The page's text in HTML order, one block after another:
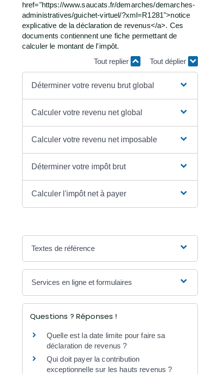
href="https://www.saucats.fr/demarches/demarches-
administratives/guichet-virtuel/?xml=R1281">notice
explicative de la déclaration de revenus</a>. Ces
documents contiennent une fiche permettant de
calculer le montant de l'impôt.
Tout replier
Tout déplier
Déterminer votre revenu brut global
Calculer votre revenu net global
Calculer votre revenu net imposable
Déterminer votre impôt brut
Calculer l'impôt net à payer
Textes de référence
Services en ligne et formulaires
Questions ? Réponses !
Quelle est la date limite pour faire sa
déclaration de revenus ?
Qui doit payer la contribution
exceptionnelle sur les hauts revenus ?